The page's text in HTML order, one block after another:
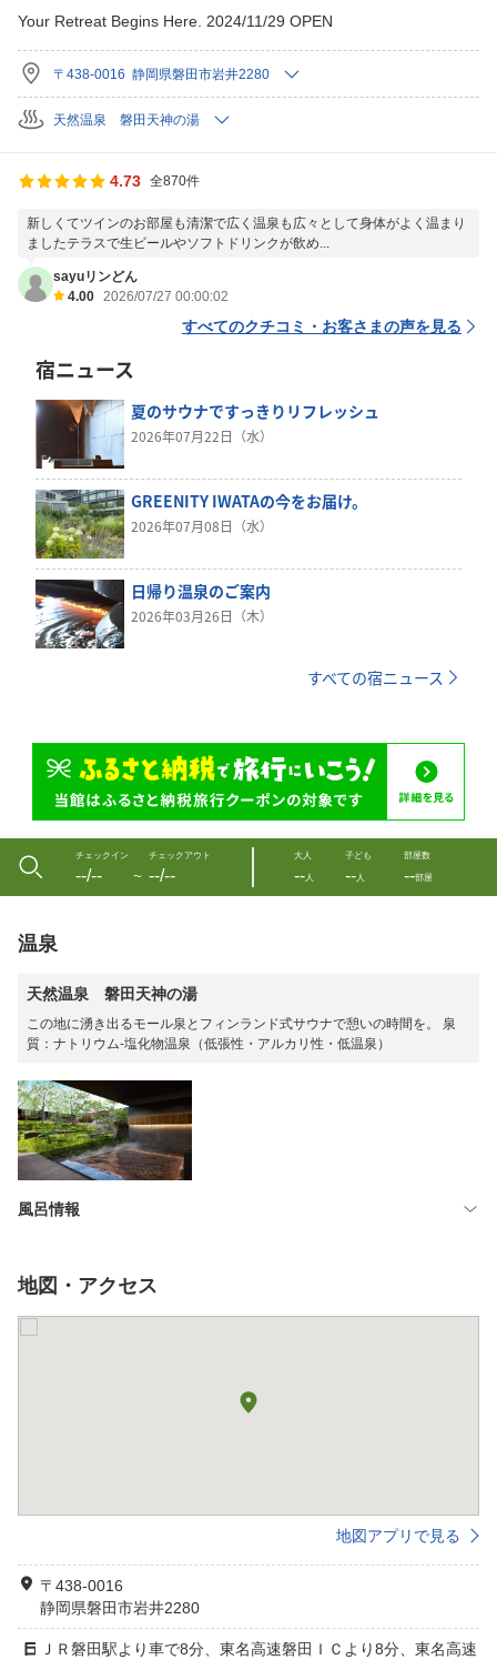
Your Retreat Begins Here. 2024/11/29 OPEN
〒438-0016 静岡県磐田市岩井2280
天然温泉 磐田天神の湯
4.73 全870件
新しくてツインのお部屋も清潔で広く温泉も広々として身体がよく温まり
ましたテラスで生ビールやソフトドリンクが飲め...
sayuリンどん
4.00 2026/07/27 00:00:02
すべてのクチコミ・お客さまの声を見る
宿ニュース
夏のサウナですっきりリフレッシュ
2026年07月22日（水）
GREENITY IWATAの今をお届け。
2026年07月08日（水）
日帰り温泉のご案内
2026年03月26日（木）
すべての宿ニュース
チェックイン
--/-- 〜
チェックアウト
--/--
大人
--人
子ども
--人
部屋数
--部屋
温泉
天然温泉 磐田天神の湯
この地に湧き出るモール泉とフィンランド式サウナで憩いの時間を。 泉
質：ナトリウム-塩化物温泉（低張性・アルカリ性・低温泉）
風呂情報
地図・アクセス
地図アプリで見る
〒438-0016
静岡県磐田市岩井2280
ＪＲ磐田駅より車で8分、東名高速磐田ＩＣより8分、東名高速